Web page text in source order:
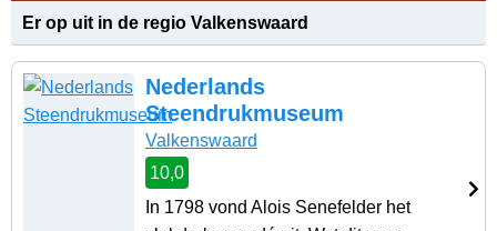
Er op uit in de regio Valkenswaard
Nederlands
Steendrukmuseum
Valkenswaard
10,0
In 1798 vond Alois Senefelder het